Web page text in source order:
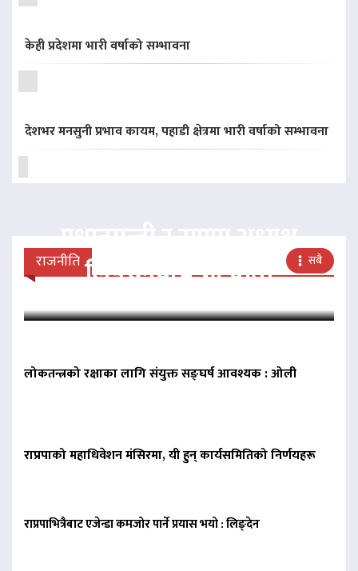
केही प्रदेशमा भारी वर्षाको सम्भावना
देशभर मनसुनी प्रभाव कायम, पहाडी क्षेत्रमा भारी वर्षाको सम्भावना
राजनीति सबै
प्रधानमन्त्री र राप्रपा अध्यक्ष
लिङदेनबीच भेटवार्ता
लोकतन्त्रको रक्षाका लागि संयुक्त सङ्घर्ष आवश्यक : ओली
राप्रपाको महाधिवेशन मंसिरमा, यी हुन् कार्यसमितिको निर्णयहरू
राप्रपाभित्रैबाट एजेन्डा कमजोर पार्ने प्रयास भयो : लिङ्देन